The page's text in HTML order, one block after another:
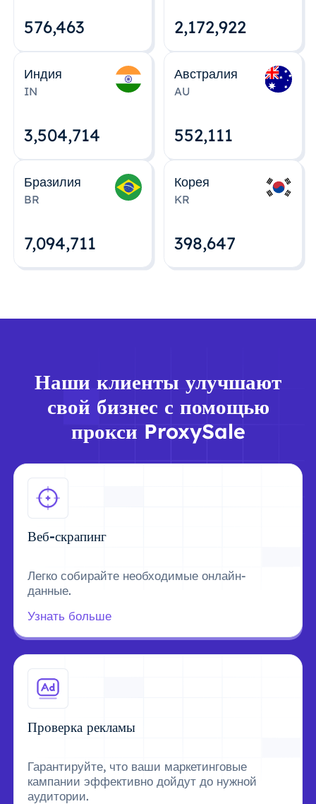
576,463 2,172,922
Индия
IN
3,504,715
Австралия
AU
552,112
Бразилия
BR
7,094,712
Корея
KR
398,648
Наши клиенты улучшают
свой бизнес с помощью
прокси ProxySale
Веб-скрапинг
Легко собирайте необходимые онлайн-
данные.
Узнать больше
Проверка рекламы
Гарантируйте, что ваши маркетинговые
кампании эффективно дойдут до нужной
аудитории.